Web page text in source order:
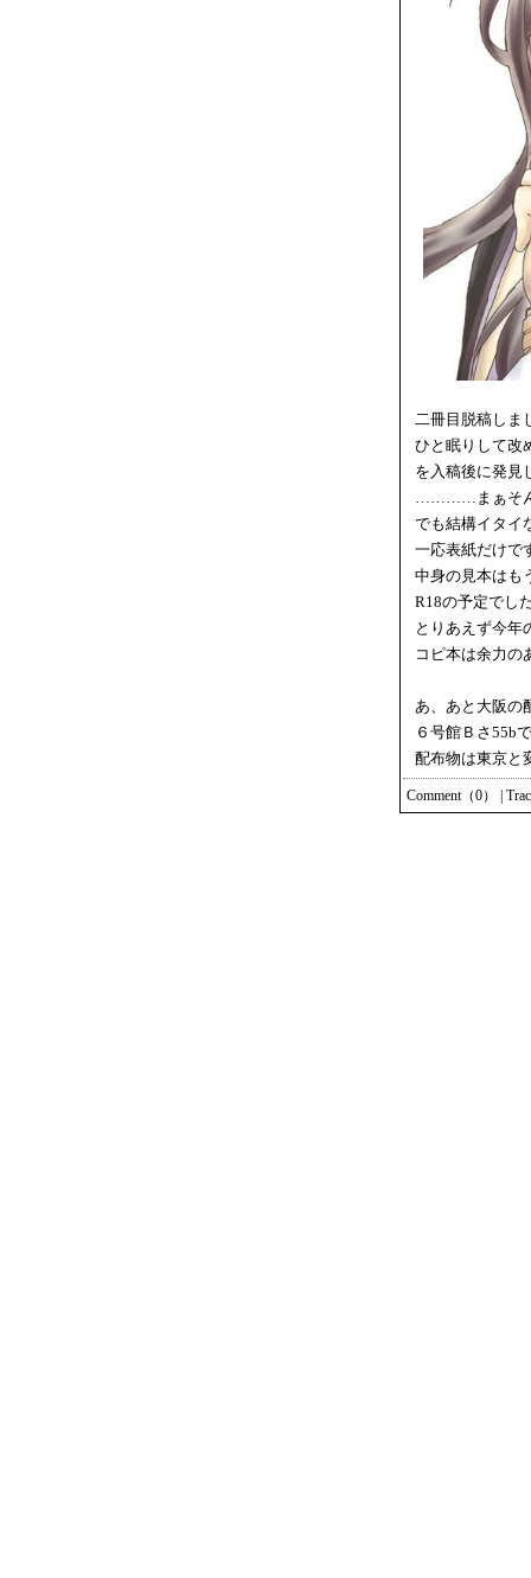
二冊目脱稿しま
ひと眠りして改
を入稿後に発見
…………まぁそん
でも結構イタイ
一応表紙だけで
中身の見本はも
R18の予定でし
とりあえず今年
コピ本は余力の
あ、あと大阪の
６号館Ｂさ55b
配布物は東京と
Comment（0）